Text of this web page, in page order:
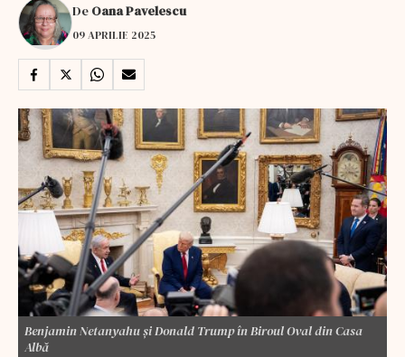
De Oana Pavelescu
09 APRILIE 2025
Benjamin Netanyahu și Donald Trump în Biroul Oval din Casa
Albă